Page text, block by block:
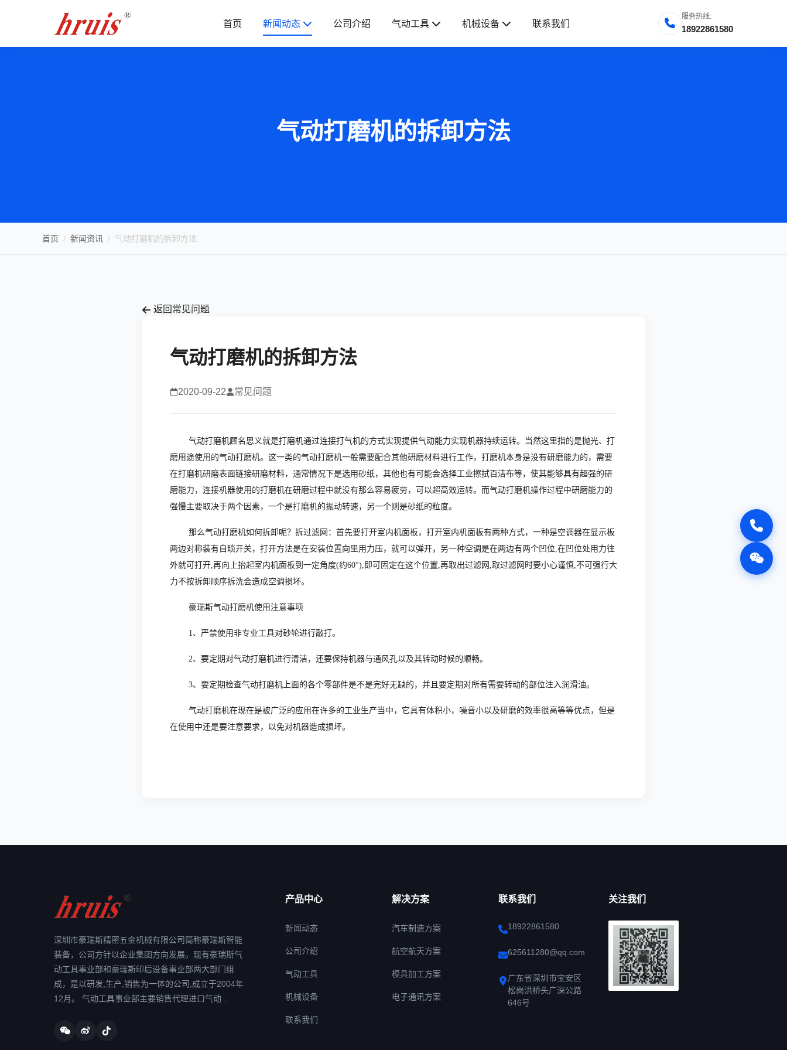
首页 新闻动态 公司介绍 气动工具 机械设备 联系我们
服务热线:
18922861580
气动打磨机的拆卸方法
首页 / 新闻资讯 / 气动打磨机的拆卸方法
返回常见问题
气动打磨机的拆卸方法
2020-09-22 常见问题
气动打磨机顾名思义就是打磨机通过连接打气机的方式实现提供气动能力实现机器持续运转。当然这里指的是抛光、打
磨用途使用的气动打磨机。这一类的气动打磨机一般需要配合其他研磨材料进行工作，打磨机本身是没有研磨能力的，需要
在打磨机研磨表面链接研磨材料，通常情况下是选用砂纸，其他也有可能会选择工业擦拭百洁布等，使其能够具有超强的研
磨能力，连接机器使用的打磨机在研磨过程中就没有那么容易疲劳，可以超高效运转。而气动打磨机操作过程中研磨能力的
强慢主要取决于两个因素，一个是打磨机的振动转速，另一个则是砂纸的粒度。
那么气动打磨机如何拆卸呢？拆过滤网：首先要打开室内机面板，打开室内机面板有两种方式，一种是空调器在显示板
两边对称装有自琐开关，打开方法是在安装位置向里用力压，就可以弹开，另一种空调是在两边有两个凹位,在凹位处用力往
外就可打开,再向上抬起室内机面板到一定角度(约60°),即可固定在这个位置,再取出过滤网,取过滤网时要小心谨慎,不可强行大
力不按拆卸顺序拆洗会造成空调损坏。
豪瑞斯气动打磨机使用注意事项
1、严禁使用非专业工具对砂轮进行敲打。
2、要定期对气动打磨机进行清洁，还要保持机器与通风孔以及其转动时候的顺畅。
3、要定期检查气动打磨机上面的各个零部件是不是完好无缺的，并且要定期对所有需要转动的部位注入润滑油。
气动打磨机在现在是被广泛的应用在许多的工业生产当中，它具有体积小，噪音小以及研磨的效率很高等等优点，但是
在使用中还是要注意要求，以免对机器造成损坏。
深圳市豪瑞斯精密五金机械有限公司简称豪瑞斯智能
装备，公司方针以企业集团方向发展。现有豪瑞斯气
动工具事业部和豪瑞斯印后设备事业部两大部门组
成，是以研发,生产,销售为一体的公司,成立于2004年
12月。 气动工具事业部主要销售代理进口气动...
产品中心
新闻动态
公司介绍
气动工具
机械设备
联系我们
解决方案
汽车制造方案
航空航天方案
模具加工方案
电子通讯方案
联系我们
18922861580
625611280@qq.com
广东省深圳市宝安区
松岗洪桥头广深公路
646号
关注我们